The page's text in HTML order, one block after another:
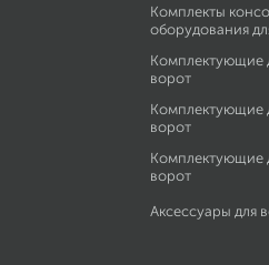
Комплекты
оборудования
Комплектующие
ворот
Комплектующие
ворот
Комплектующие
ворот
Аксессуары для